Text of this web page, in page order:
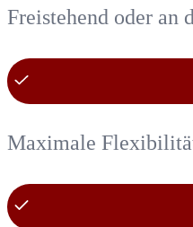
Freistehend oder an
Maximale